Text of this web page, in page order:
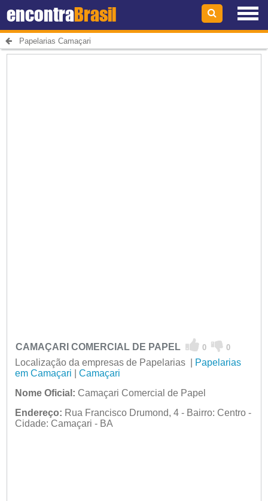
encontraBrasil
Papelarias Camaçari
CAMAÇARI COMERCIAL DE PAPEL 0 0
Localização da empresas de Papelarias |
Papelarias
em Camaçari
Camaçari
Nome Oficial: Camaçari Comercial de Papel
Endereço: Rua Francisco Drumond, 4 - Bairro: Centro -
Cidade: Camaçari - BA